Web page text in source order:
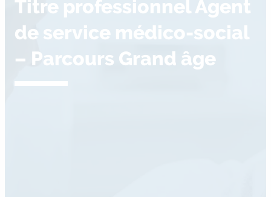
Titre professionnel Agent
de service médico-social
– Parcours Grand âge